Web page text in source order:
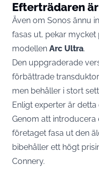
Efterträdaren
Även om Sonos ännu
fasas ut, pekar mycket
modellen Arc Ultra.
Den uppgraderade
förbättrade
men behåller i stort
Enligt experter är
Genom att
företaget fasa ut den
bibehåller ett högt
Connery.